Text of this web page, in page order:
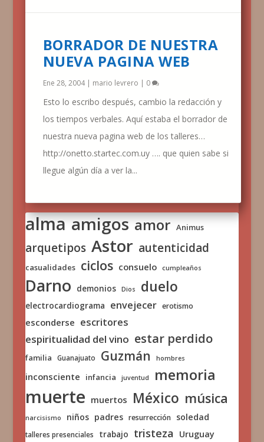
BORRADOR DE NUESTRA
NUEVA PAGINA WEB
Ene 28, 2004| mario levrero | 0
Esto lo escribo después, cambio la redacción y
los tiempos verbales. Aquí estaba el borrador de
nuestra nueva pagina web de los talleres…
http://onetto.startec.com.uy …. que quien sabe si
llegue algún día a ver la...
alma amigos amor Animus
arquetipos Astor autenticidad
casualidades ciclos consuelo cumpleaños
Darno demonios Dios duelo
electrocardiograma envejecer erotismo
esconderse escritores
espiritualidad del vino estar perdido
familia Guanajuato Guzmán hombres
inconsciente infancia juventud memoria
muerte muertos México música
narcisismo niños padres resurrección soledad
talleres presenciales trabajo tristeza Uruguay